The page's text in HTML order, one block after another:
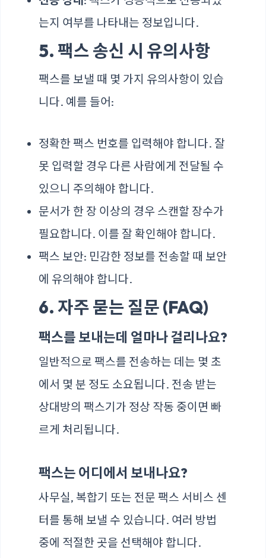
는지 여부를 나타내는 정보입니다.
5. 팩스 송신 시 유의사항
팩스를 보낼 때 몇 가지 유의사항이 있습
니다. 예를 들어:
정확한 팩스 번호를 입력해야 합니다. 잘
못 입력할 경우 다른 사람에게 전달될 수
있으니 주의해야 합니다.
문서가 한 장 이상의 경우 스캔할 장수가
필요합니다. 이를 잘 확인해야 합니다.
팩스 보안: 민감한 정보를 전송할 때 보안
에 유의해야 합니다.
6. 자주 묻는 질문 (FAQ)
팩스를 보내는데 얼마나 걸리나요?
일반적으로 팩스를 전송하는 데는 몇 초
에서 몇 분 정도 소요됩니다. 전송 받는
상대방의 팩스기가 정상 작동 중이면 빠
르게 처리됩니다.
팩스는 어디에서 보내나요?
사무실, 복합기 또는 전문 팩스 서비스 센
터를 통해 보낼 수 있습니다. 여러 방법
중에 적절한 곳을 선택해야 합니다.